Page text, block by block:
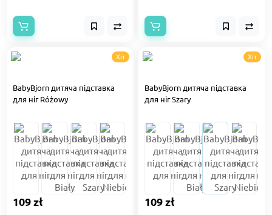
Хіт
BabyBjorn дитяча підставка
для ніг Różowy
109 zł
Хіт
BabyBjorn дитяча підставка
для ніг Szary
109 zł